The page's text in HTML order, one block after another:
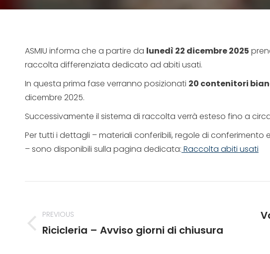
ASMIU informa che a partire da lunedì 22 dicembre 2025
raccolta differenziata dedicato ad abiti usati.
In questa prima fase verranno posizionati 20 contenitori
dicembre 2025.
Successivamente il sistema di raccolta verrà esteso fino a
Per tutti i dettagli – materiali conferibili, regole di conferimento
– sono disponibili sulla pagina dedicata: Raccolta abiti usati
navigation
PREVIOUS
Previous
Ricicleria – Avviso giorni di chiusura